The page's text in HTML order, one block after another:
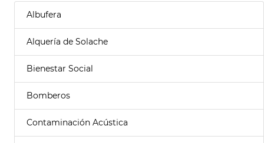
Albufera
Alquería de Solache
Bienestar Social
Bomberos
Contaminación Acústica